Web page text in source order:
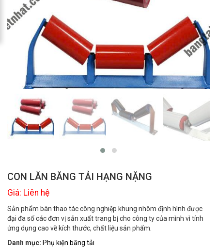
CON LĂN BĂNG TẢI HẠNG NẶNG
Giá: Liên hệ
Sản phẩm bàn thao tác công nghiệp khung nhôm định hình được
đại đa số các đơn vị sản xuất trang bị cho công ty của mình vì tính
ứng dụng cao về kích thước, chất liệu sản phẩm.
Danh mục: Phụ kiện băng tải